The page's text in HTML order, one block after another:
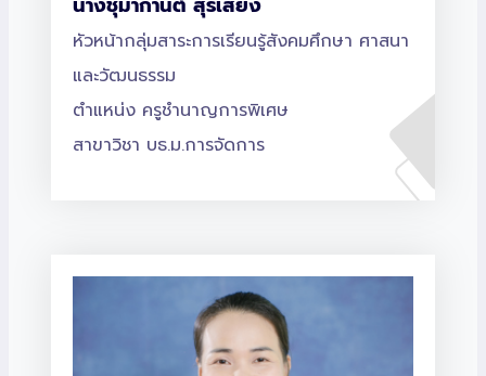
หัวหน้ากลุ่มสาระการเรียนรู้สังคมศึกษา ศาสนา
และวัฒนธรรม
ตำแหน่ง ครูชำนาญการพิเศษ
สาขาวิชา บธ.ม.การจัดการ